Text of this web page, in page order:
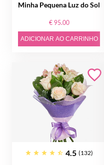
Minha Pequena Luz do Sol
€ 95.00
ADICIONAR AO CARRINHO
4.5 (132)